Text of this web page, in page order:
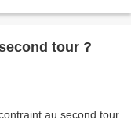
tour ?